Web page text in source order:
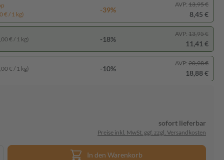
€ / 1 kg)
-39%
AVP: 13,95 €
8,45 €
€ / 1 kg) -18%
AVP: 13,95 €
11,41 €
€ / 1 kg) -10%
AVP: 20,98 €
18,88 €
sofort lieferbar
Preise inkl. MwSt. ggf. zzgl. Versandkosten
In den Warenkorb